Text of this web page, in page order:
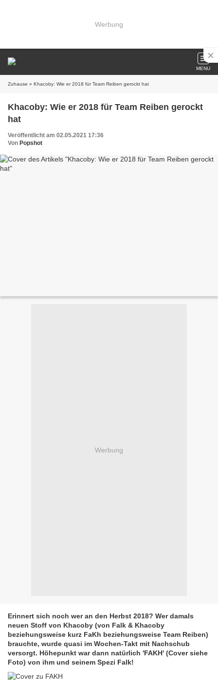
Werbung
MENU
Zuhause » Khacoby: Wie er 2018 für Team Reiben gerockt hat
Khacoby: Wie er 2018 für Team Reiben gerockt
hat
Veröffentlicht am 02.05.2021 17:36
Von Popshot
Werbung
Erinnert sich noch wer an den Herbst 2018? Wer damals
neuen Stoff von Khacoby (von Falk & Khacoby
beziehungsweise kurz FaKh beziehungsweise Team Reiben)
brauchte, wurde quasi im Wochen-Takt mit Nachschub
versorgt. Höhepunkt war dann natürlich 'FAKH' (Cover siehe
Foto) von ihm und seinem Spezi Falk!